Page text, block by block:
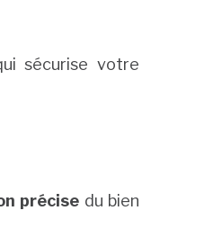
sécurise votre
précise du bien